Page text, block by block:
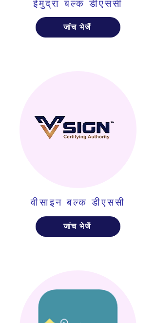
ईमुद्रा बल्क डीएससी
जांच भेजें
वीसाइन बल्क डीएससी
जांच भेजें